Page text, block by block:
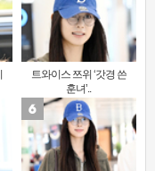
트와이스 쯔위 ‘갓경 쓴
훈녀’..